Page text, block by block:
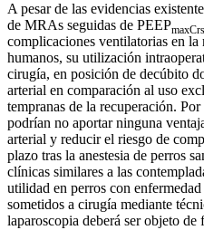
A pesar de las evidencias
de MRAs seguidas de PEEP
complicaciones ventilatorias en la
humanos, su utilización
cirugía, en posición de decúbito
arterial en comparación al uso
tempranas de la recuperación.
podrían no aportar ninguna
arterial y reducir el riesgo de
plazo tras la anestesia de perros
clínicas similares a las
utilidad en perros con
sometidos a cirugía mediante
laparoscopia deberá ser objeto de